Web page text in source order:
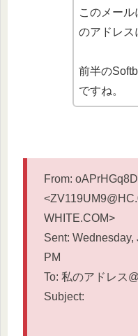
このメー
のアドレス
前半の
ですね。
From:
WHITE.COM>
Sent:
PM
To: 私のアドレス
Subject: